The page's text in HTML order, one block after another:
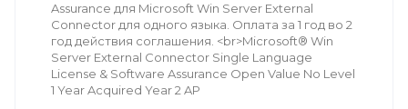
Assurance для Microsoft Win Server External
Connector для одного языка. Оплата за 1 год во 2
год действия соглашения. <br>Microsoft® Win
Server External Connector Single Language
License & Software Assurance Open Value No Level
1 Year Acquired Year 2 AP